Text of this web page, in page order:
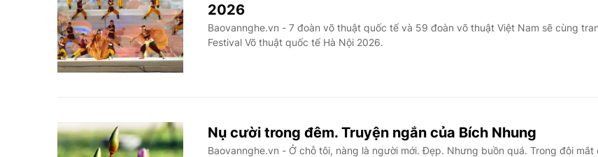
2026
Baovannghe.vn - 7 đoàn võ thuật quốc tế và 59 đoàn võ thuật Việt Nam sẽ cùng
Festival Võ thuật quốc tế Hà Nội 2026.
Nụ cười trong đêm. Truyện ngắn của Bích Nhung
Baovannghe.vn - Ở chỗ tôi, nàng là người mới. Đẹp. Nhưng buồn quá. Trong đôi mắt